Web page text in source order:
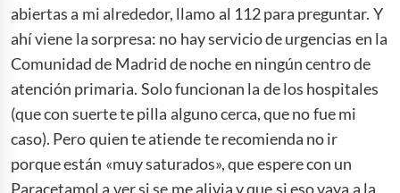
abiertas a mi alrededor, llamo al 112 para preguntar. Y
ahí viene la sorpresa: no hay servicio de urgencias en la
Comunidad de Madrid de noche en ningún centro de
atención primaria. Solo funcionan la de los hospitales
(que con suerte te pilla alguno cerca, que no fue mi
caso). Pero quien te atiende te recomienda no ir
porque están «muy saturados», que espere con un
Paracetamol a ver si se me alivia y que si eso vaya a la